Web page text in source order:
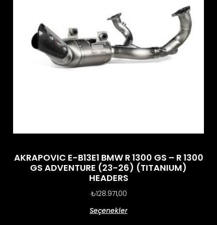
AKRAPOVIC E-B13E1 BMW R 1300 GS – R 1300
GS ADVENTURE (23-26) (TITANIUM)
HEADERS
₺128.971,00
Seçenekler